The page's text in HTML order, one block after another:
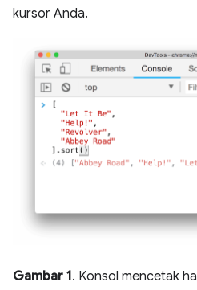
kursor Anda.
Gambar 1. Konsol mencetak